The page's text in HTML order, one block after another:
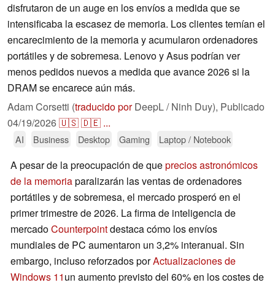
disfrutaron de un auge en los envíos a medida que se
intensificaba la escasez de memoria. Los clientes temían el
encarecimiento de la memoria y acumularon ordenadores
portátiles y de sobremesa. Lenovo y Asus podrían ver
menos pedidos nuevos a medida que avance 2026 si la
DRAM se encarece aún más.
Adam Corsetti (traducido porDeepL / Ninh Duy), Publicado
04/19/2026🇺🇸🇩🇪 ...
AI Business Desktop Gaming Laptop / Notebook
A pesar de la preocupación de queprecios astronómicos
de la memoriaparalizarán las ventas de ordenadores
portátiles y de sobremesa, el mercado prosperó en el
primer trimestre de 2026. La firma de inteligencia de
mercadoCounterpointdestaca cómo los envíos
mundiales de PC aumentaron un 3,2% interanual. Sin
embargo, incluso reforzados porActualizaciones de
Windows 11un aumento previsto del 60% en los costes de